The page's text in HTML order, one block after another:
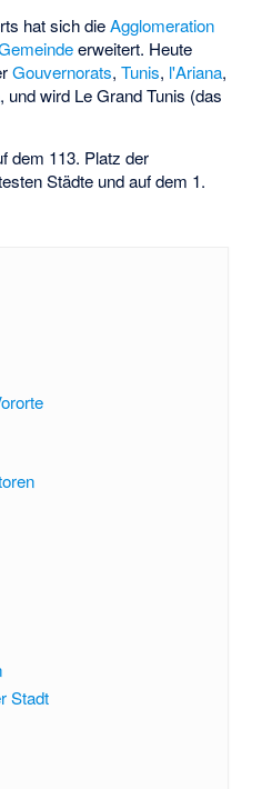
hat sich dieAgglomeration
erweitert. Heute
Gouvernorats,Tunis, l'Ariana,
, und wird Le Grand Tunis (das
dem 113. Platz der
Städte und auf dem 1.
Stadt